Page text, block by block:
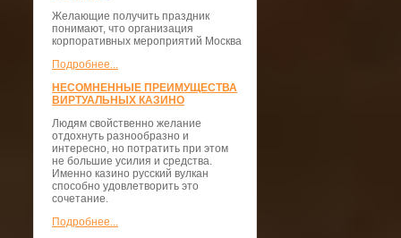
Желающие получить праздник
понимают, что организация
корпоративных мероприятий Москва
Подробнее...
НЕСОМНЕННЫЕ ПРЕИМУЩЕСТВА
ВИРТУАЛЬНЫХ КАЗИНО
Людям свойственно желание
отдохнуть разнообразно и
интересно, но потратить при этом
не большие усилия и средства.
Именно казино русский вулкан
способно удовлетворить это
сочетание.
Подробнее...